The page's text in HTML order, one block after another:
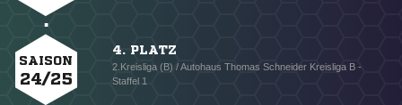
SAISON
24/25
4. PLATZ
2.Kreisliga (B) / Autohaus Thomas Schneider Kreisliga B -
Staffel 1